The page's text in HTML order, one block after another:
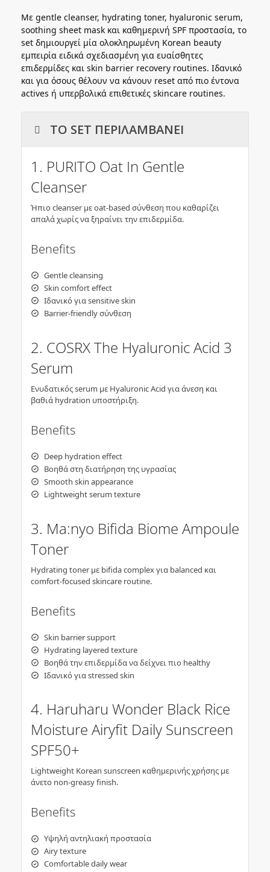
Με gentle cleanser, hydrating toner, hyaluronic serum,
soothing sheet mask και καθημερινή SPF προστασία, το
set δημιουργεί μία ολοκληρωμένη Korean beauty
εμπειρία ειδικά σχεδιασμένη για ευαίσθητες
επιδερμίδες και skin barrier recovery routines. Ιδανικό
και για όσους θέλουν να κάνουν reset από πιο έντονα
actives ή υπερβολικά επιθετικές skincare routines.
ΤΟ SET ΠΕΡΙΛΑΜΒΑΝΕΙ
1. PURITO Oat In Gentle
Cleanser
Ήπιο cleanser με oat-based σύνθεση που καθαρίζει
απαλά χωρίς να ξηραίνει την επιδερμίδα.
Benefits
Gentle cleansing
Skin comfort effect
Ιδανικό για sensitive skin
Barrier-friendly σύνθεση
2. COSRX The Hyaluronic Acid 3
Serum
Ενυδατικός serum με Hyaluronic Acid για άνεση και
βαθιά hydration υποστήριξη.
Benefits
Deep hydration effect
Βοηθά στη διατήρηση της υγρασίας
Smooth skin appearance
Lightweight serum texture
3. Ma:nyo Bifida Biome Ampoule
Toner
Hydrating toner με bifida complex για balanced και
comfort-focused skincare routine.
Benefits
Skin barrier support
Hydrating layered texture
Βοηθά την επιδερμίδα να δείχνει πιο healthy
Ιδανικό για stressed skin
4. Haruharu Wonder Black Rice
Moisture Airyfit Daily Sunscreen
SPF50+
Lightweight Korean sunscreen καθημερινής χρήσης με
άνετο non-greasy finish.
Benefits
Υψηλή αντηλιακή προστασία
Airy texture
Comfortable daily wear